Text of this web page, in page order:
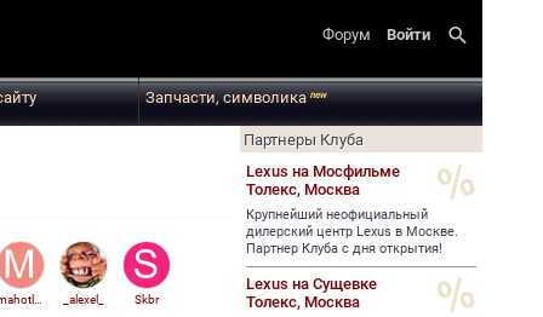
Форум Войти search
Запчасти, символикаnew
_alexel_ Skbr
Партнеры Клуба
Lexus на Мосфильме
Толекс, Москва
Крупнейший неофициальный
дилерский центр Lexus в Москве.
Партнер Клуба с дня открытия!
Lexus на Сущевке
Толекс, Москва